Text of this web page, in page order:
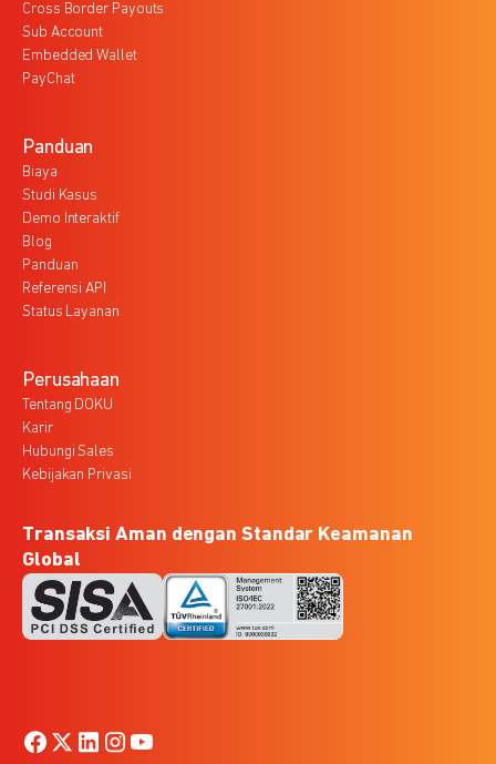
Cross Border Payouts
Sub Account
Embedded Wallet
PayChat
Panduan
Biaya
Studi Kasus
Demo Interaktif
Blog
Panduan
Referensi API
Status Layanan
Perusahaan
Tentang DOKU
Karir
Hubungi Sales
Kebijakan Privasi
Transaksi Aman dengan Standar Keamanan
Global